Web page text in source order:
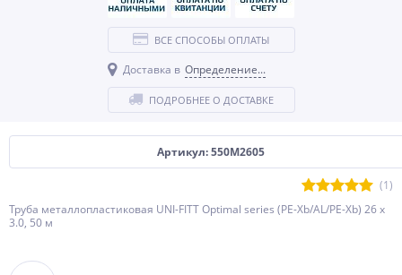
Артикул: 550M2605
(1)
Труба металлопластиковая UNI-FITT Optimal series (PE-Xb/AL/PE-Xb) 26 x
3.0, 50 м
ВСЕ СПОСОБЫ ОПЛАТЫ
Доставка в Определение...
ПОДРОБНЕЕ О ДОСТАВКЕ